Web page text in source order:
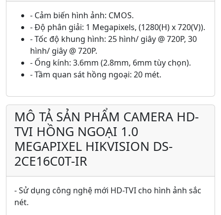
- Cảm biến hình ảnh: CMOS.
- Độ phân giải: 1 Megapixels, (1280(H) x 720(V)).
- Tốc độ khung hình: 25 hình/ giây @ 720P, 30
hình/ giây @ 720P.
- Ống kính: 3.6mm (2.8mm, 6mm tùy chọn).
- Tầm quan sát hồng ngoại: 20 mét.
MÔ TẢ SẢN PHẨM CAMERA HD-
TVI HỒNG NGOẠI 1.0
MEGAPIXEL HIKVISION DS-
2CE16C0T-IR
- Sử dụng công nghệ mới HD-TVI cho hình ảnh sắc
nét.